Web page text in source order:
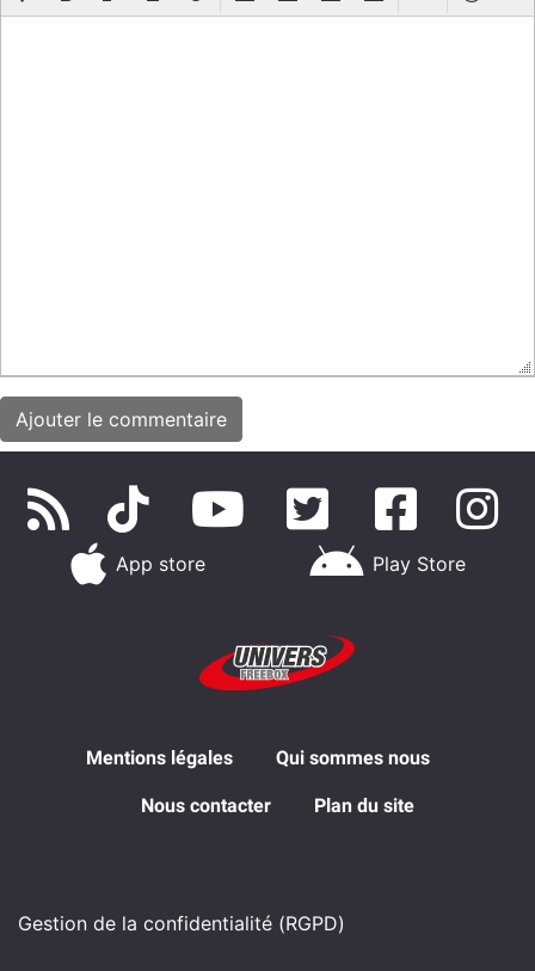
App store Play Store
Mentions légales Qui sommes nous
Nous contacter Plan du site
Gestion de la confidentialité (RGPD)